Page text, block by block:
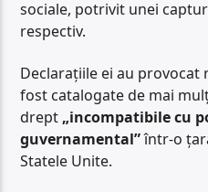
sociale, potrivit unei
respectiv.
Declarațiile ei au
fost catalogate de mai
drept „incompatibile cu
guvernamental”într-o
Statele Unite.